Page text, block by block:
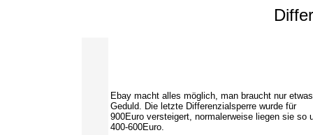
Ebay macht alles möglich, man braucht nur etwas
Geduld. Die letzte Differenzialsperre wurde für
900Euro versteigert, normalerweise liegen sie so
400-600Euro.